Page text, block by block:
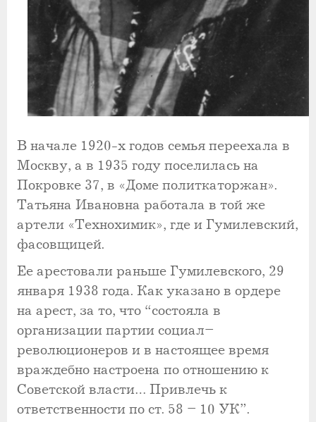
В начале 1920-х годов семья переехала в
Москву, а в 1935 году поселилась на
Покровке 37, в «Доме политкаторжан».
Татьяна Ивановна работала в той же
артели «Технохимик», где и Гумилевский,
фасовщицей.
Ее арестовали раньше Гумилевского, 29
января 1938 года. Как указано в ордере
на арест, за то, что “состояла в
организации партии социал–
революционеров и в настоящее время
враждебно настроена по отношению к
Советской власти… Привлечь к
ответственности по ст. 58 – 10 УК”.